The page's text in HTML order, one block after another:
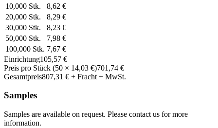
10,000 Stk.
8,62 €
20,000 Stk.
8,29 €
30,000 Stk.
8,23 €
50,000 Stk.
7,98 €
100,000 Stk. 7,67 €
Einrichtung105,57 €
Preis pro Stück (50 × 14,03 €)701,74 €
Gesamtpreis807,31 € + Fracht + MwSt.
Samples
Samples are available on request. Please contact us for more
information.